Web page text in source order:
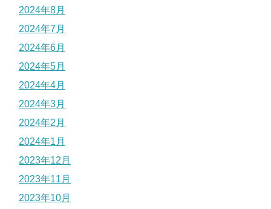
2024年8月
2024年7月
2024年6月
2024年5月
2024年4月
2024年3月
2024年2月
2024年1月
2023年12月
2023年11月
2023年10月